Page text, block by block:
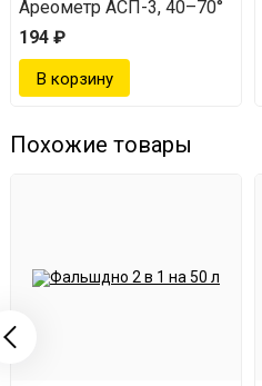
Ареометр АСП-3, 40–70°
194 ₽
Похожие товары